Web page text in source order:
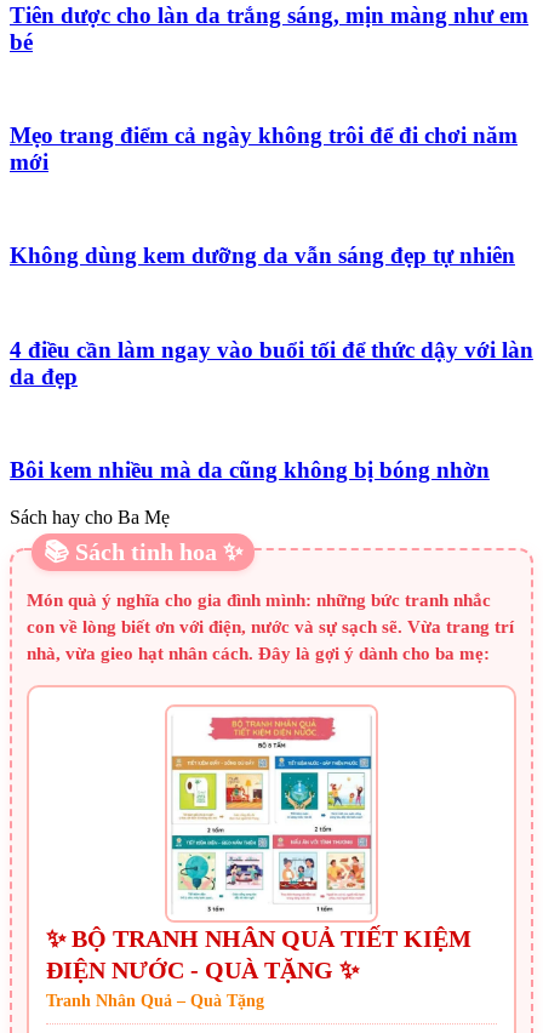
Tiên dược cho làn da trắng sáng, mịn màng như em
bé
Mẹo trang điểm cả ngày không trôi để đi chơi năm
mới
Không dùng kem dưỡng da vẫn sáng đẹp tự nhiên
4 điều cần làm ngay vào buổi tối để thức dậy với làn
da đẹp
Bôi kem nhiều mà da cũng không bị bóng nhờn
Sách hay cho Ba Mẹ
📚 Sách tinh hoa ✨
Món quà ý nghĩa cho gia đình mình: những bức tranh nhắc
con về lòng biết ơn với điện, nước và sự sạch sẽ. Vừa trang trí
nhà, vừa gieo hạt nhân cách. Đây là gợi ý dành cho ba mẹ:
✨ BỘ TRANH NHÂN QUẢ TIẾT KIỆM
ĐIỆN NƯỚC - QUÀ TẶNG ✨
Tranh Nhân Quả – Quà Tặng